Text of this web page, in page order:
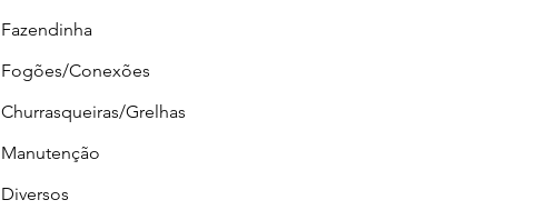
Fazendinha
Fogões/Conexões
Churrasqueiras/Grelhas
Manutenção
Diversos